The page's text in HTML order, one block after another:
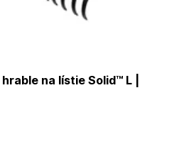
na lístie Solid™ L |